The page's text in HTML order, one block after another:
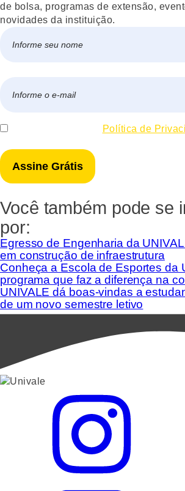
de bolsa, programas de extensão,
novidades da instituição.
mail
Consentir Política de
Você também pode se
por:
Egresso de Engenharia da
em construção de infraestrutura
Conheça a Escola de Esportes da
programa que faz a diferença na
UNIVALE dá boas-vindas a
de um novo semestre letivo